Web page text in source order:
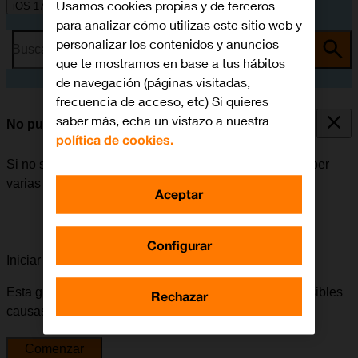
iOS 17
Busca por problema o tema
No puedo instalar una app
Si no se puede instalar una app en el móvil, puede haber
varias causas posibles al problema.
Iniciar la guía para solucionar tu problema
Esta guía te va a conducir a través de una serie de posibles
causas y soluciones al problema.
Comenzar
Usamos cookies propias y de terceros
para analizar cómo utilizas este sitio web y
personalizar los contenidos y anuncios
que te mostramos en base a tus hábitos
de navegación (páginas visitadas,
frecuencia de acceso, etc) Si quieres
saber más, echa un vistazo a nuestra
política de cookies.
Configurar
Rechazar
Aceptar